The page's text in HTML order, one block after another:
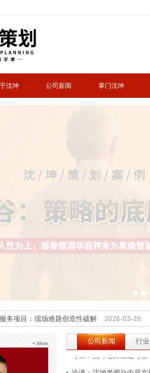
沈坤 公司新闻 掌门沈坤
目：现场难题创造性破解 2026-03-28
+ More 公司新闻 行
签约：启动乡村振兴之
考察：沈坤老师应邀考
祝贺：沈坤老师自媒体
考察：沈坤老师应邀考
洽谈：沈坤老师赴中原